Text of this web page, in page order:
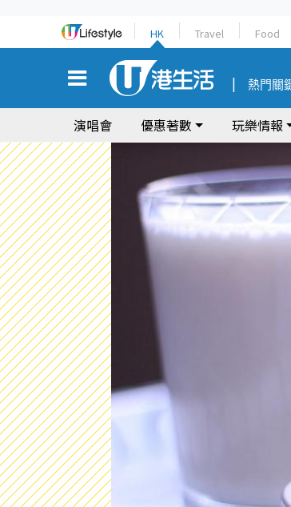
HK Travel Food
熱門關
演唱會 優惠著數 玩樂情報